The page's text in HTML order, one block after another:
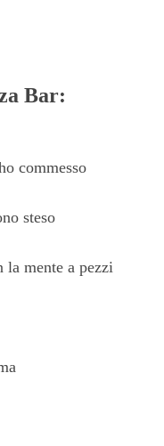
Bar:
commesso
steso
la mente a pezzi